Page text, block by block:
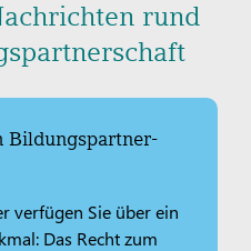
rund
Bildungspartner-
verfügen Sie über ein
Das Recht zum